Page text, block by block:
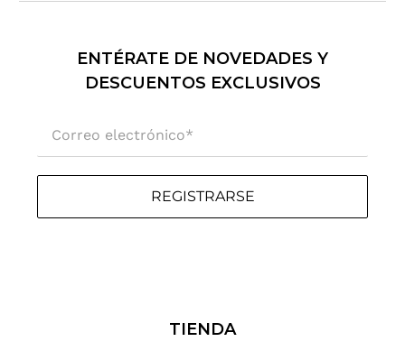
ENTÉRATE DE NOVEDADES Y
DESCUENTOS EXCLUSIVOS
REGISTRARSE
TIENDA